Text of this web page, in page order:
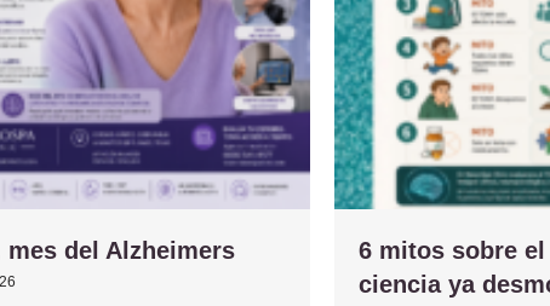
mes del Alzheimers
6 mitos sobre el
ciencia ya